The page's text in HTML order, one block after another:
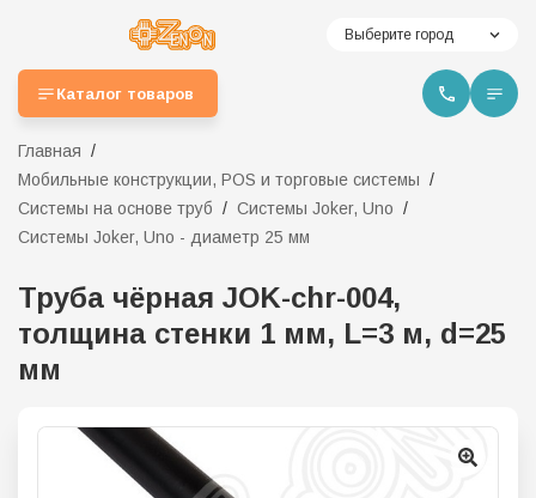
Выберите город
Каталог товаров
Главная
Мобильные конструкции, POS и торговые системы
Системы на основе труб
Системы Joker, Uno
Системы Joker, Uno - диаметр 25 мм
Труба чёрная JOK-chr-004,
толщина стенки 1 мм, L=3 м, d=25
мм